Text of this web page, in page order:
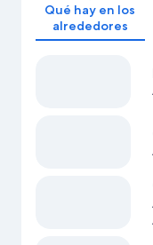
Qué hay en los
alrededores